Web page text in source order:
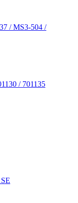
/ MS3-504 /
/ 701135